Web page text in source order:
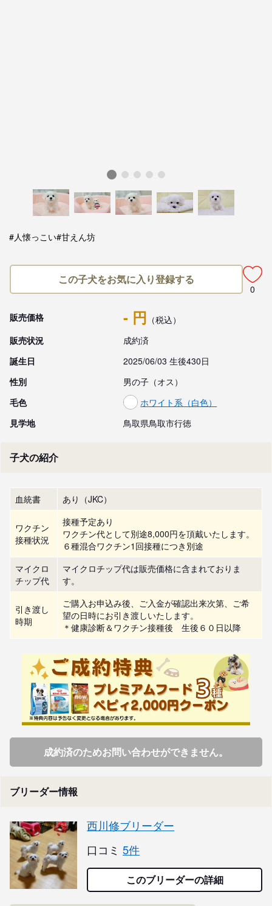
#人懐っこい#甘えん坊
この子犬をお気に入り登録する
0
販売価格 - 円 （税込）
販売状況
成約済
誕生日
2025/06/03 生後430日
性別
男の子（オス）
毛色
ホワイト系（白色）
見学地
鳥取県鳥取市行徳
子犬の紹介
血統書 あり（JKC）
ワクチン
接種状況
接種予定あり
ワクチン代として別途8,000円を頂戴いたします。
６種混合ワクチン1回接種につき別途
マイクロ
チップ代
マイクロチップ代は販売価格に含まれておりま
す。
引き渡し
時期
ご購入お申込み後、ご入金が確認出来次第、ご希
望の日時にお引き渡しいたします。
＊健康診断＆ワクチン接種後　生後６０日以降
成約済のためお問い合わせができません。
ブリーダー情報
西川修ブリーダー
口コミ 5件
このブリーダーの詳細